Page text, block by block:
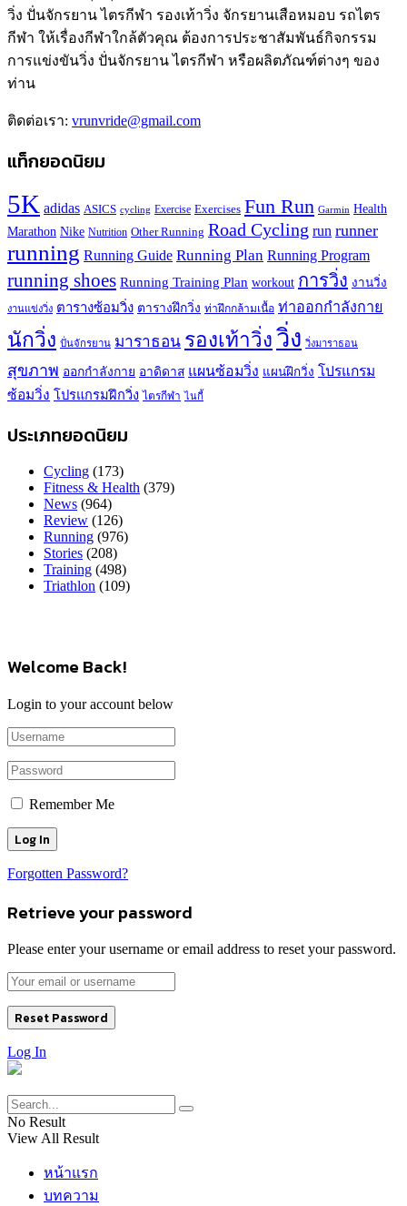
วิ่ง ปั่นจักรยาน ไตรกีฬา รองเท้าวิ่ง จักรยานเสือหมอบ รถไตร
กีฬา ให้เรื่องกีฬาใกล้ตัวคุณ ต้องการประชาสัมพันธ์กิจกรรม
การแข่งขันวิ่ง ปั่นจักรยาน ไตรกีฬา หรือผลิตภัณฑ์ต่างๆ ของ
ท่าน
ติดต่อเรา: vrunvride@gmail.com
แท็กยอดนิยม
5K adidas ASICS cycling Exercise Exercises Fun Run Garmin Health
Marathon Nike Nutrition Other Running Road Cycling run runner
running Running Guide Running Plan Running Program
running shoes Running Training Plan workout การวิ่ง งานวิ่ง
งานแข่งวิ่ง ตารางซ้อมวิ่ง ตารางฝึกวิ่ง ท่าฝึกกล้ามเนื้อ ท่าออกกำลังกาย
นักวิ่ง ปั่นจักรยาน มาราธอน รองเท้าวิ่ง วิ่ง วิ่งมาราธอน
สุขภาพ ออกกำลังกาย อาดิดาส แผนซ้อมวิ่ง แผนฝึกวิ่ง โปรแกรม
ซ้อมวิ่ง โปรแกรมฝึกวิ่ง ไตรกีฬา ไนกี้
ประเภทยอดนิยม
Cycling (173)
Fitness & Health (379)
News (964)
Review (126)
Running (976)
Stories (208)
Training (498)
Triathlon (109)
Welcome Back!
Login to your account below
Remember Me
Forgotten Password?
Retrieve your password
Please enter your username or email address to reset your password.
Log In
No Result
View All Result
หน้าแรก
บทความ